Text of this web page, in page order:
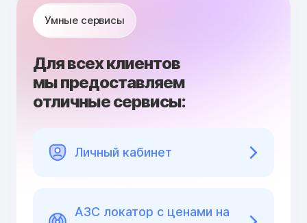
Умные сервисы
Для всех клиентов
мы предоставляем
отличные сервисы:
Личный кабинет
АЗС локатор с ценами на